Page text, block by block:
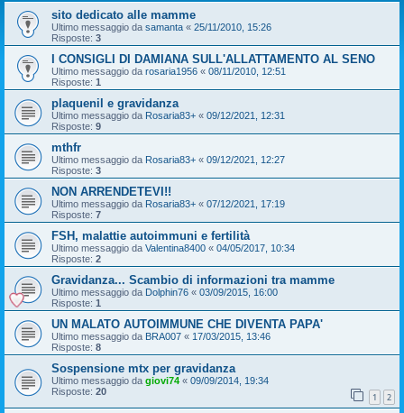
sito dedicato alle mamme
Ultimo messaggio da samanta « 25/11/2010, 15:26
Risposte: 3
I CONSIGLI DI DAMIANA SULL'ALLATTAMENTO AL SENO
Ultimo messaggio da rosaria1956 « 08/11/2010, 12:51
Risposte: 1
plaquenil e gravidanza
Ultimo messaggio da Rosaria83+ « 09/12/2021, 12:31
Risposte: 9
mthfr
Ultimo messaggio da Rosaria83+ « 09/12/2021, 12:27
Risposte: 3
NON ARRENDETEVI!!
Ultimo messaggio da Rosaria83+ « 07/12/2021, 17:19
Risposte: 7
FSH, malattie autoimmuni e fertilità
Ultimo messaggio da Valentina8400 « 04/05/2017, 10:34
Risposte: 2
Gravidanza... Scambio di informazioni tra mamme
Ultimo messaggio da Dolphin76 « 03/09/2015, 16:00
Risposte: 1
UN MALATO AUTOIMMUNE CHE DIVENTA PAPA'
Ultimo messaggio da BRA007 « 17/03/2015, 13:46
Risposte: 8
Sospensione mtx per gravidanza
Ultimo messaggio da giovi74 « 09/09/2014, 19:34
Risposte: 20 1 2